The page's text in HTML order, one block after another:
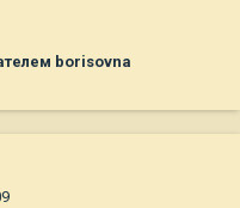
borisovna